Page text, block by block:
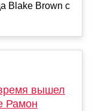
Blake Brown с
вышел
Рамон